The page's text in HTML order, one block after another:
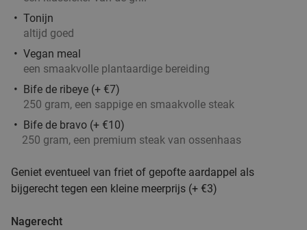
Tonijn
altijd goed
Vegan meal
een smaakvolle plantaardige bereiding
Bife de ribeye (+ €7)
250 gram, een sappige en smaakvolle steak
Bife de bravo (+ €10)
250 gram, een premium steak van ossenhaas
Geniet eventueel van friet of gepofte aardappel als
bijgerecht tegen een kleine meerprijs (+ €3)
Nagerecht